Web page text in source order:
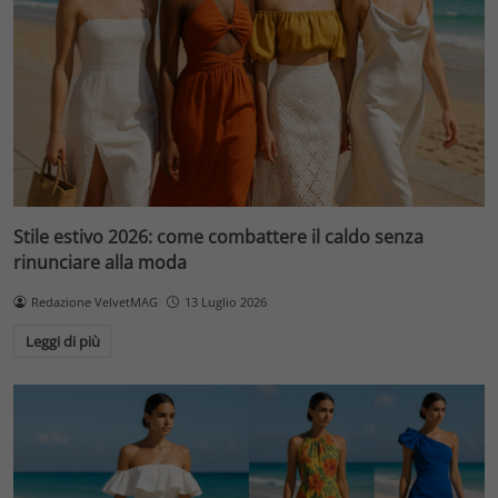
Stile estivo 2026: come combattere il caldo senza
rinunciare alla moda
Redazione VelvetMAG 13 Luglio 2026
Leggi di più